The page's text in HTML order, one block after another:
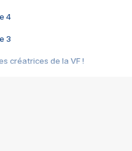
4
3
créatrices de la VF !